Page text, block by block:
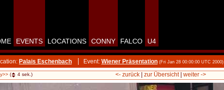
EVENTS LOCATIONS CONNY FALCO U4
Palais Eschenbach Event: Wiener Präsentation (Fri Jan 28 00:00:00 UTC 2000)
( 4 sek.) <- zurück| zur Übersicht| weiter ->